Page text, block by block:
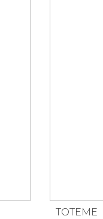
TOTEME